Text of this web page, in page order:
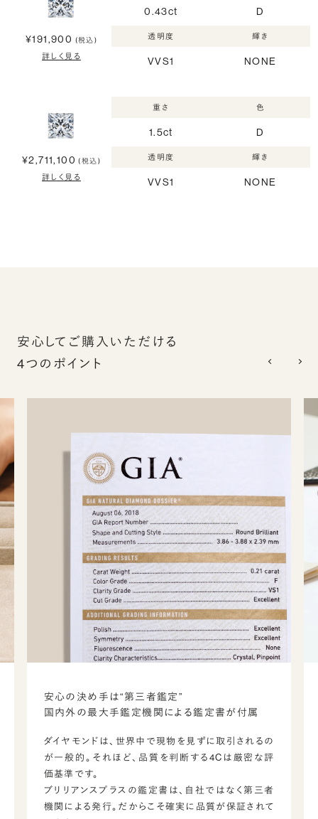
¥191,900 (税込)
詳しく見る
0.43ct D
透明度
VVS1
輝き
NONE
¥2,711,100 (税込)
詳しく見る
重さ
1.5ct
色
D
透明度
VVS1
輝き
NONE
安心してご購入いただける
4つのポイント
安心の決め手は“第三者鑑定”
国内外の最大手鑑定機関による鑑定書が付属
ダイヤモンドは、世界中で現物を見ずに取引されるの
が一般的。それほど、品質を判断する4Cは厳密な評
価基準です。
ブリリアンスプラスの鑑定書は、自社ではなく第三者
機関による発行。だからこそ確実に品質が保証されて